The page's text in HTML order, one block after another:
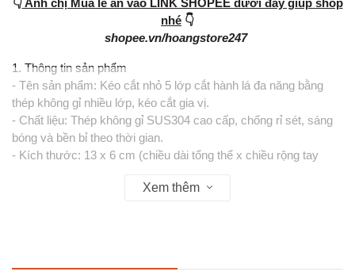
nhé 👇
shopee.vn/hoangstore247
1. Thông tin sản phẩm
- Tên sản phẩm: Kéo cắt nhỏ 5 lớp cắt hành lá đa năng bằng
thép không gỉ nhiều lớp, kéo cắt gia vị.
- Chất liệu: Thép không gỉ SUS304 cao cấp, chống rỉ sét, sáng
bóng và bền bỉ theo thời gian.
- Kích thước: 13 x 6 cm (chiều dài tổng thể x chiều rộng tay
- Thiết kế: 5 lưỡi liền mạch, mài sắc chính xác, tay cầm nhựa
Xem thêm